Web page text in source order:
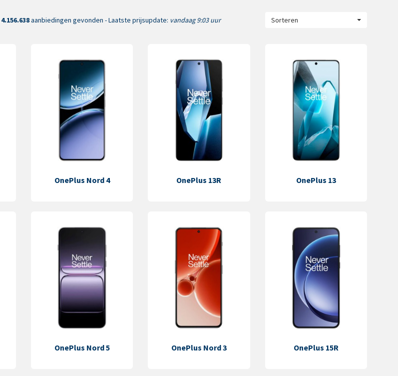
4.156.638aanbiedingen gevonden - Laatste prijsupdate: vandaag 9:03 uur Sorteren
OnePlus Nord 4 OnePlus 13R OnePlus 13
OnePlus Nord 5 OnePlus Nord 3 OnePlus 15R